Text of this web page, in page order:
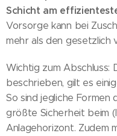
Schicht am
Vorsorge kann bei
mehr als den gesetzlich
Wichtig zum Abschluss:
beschrieben, gilt es
So sind jegliche Formen
größte Sicherheit beim
Anlagehorizont. Zudem